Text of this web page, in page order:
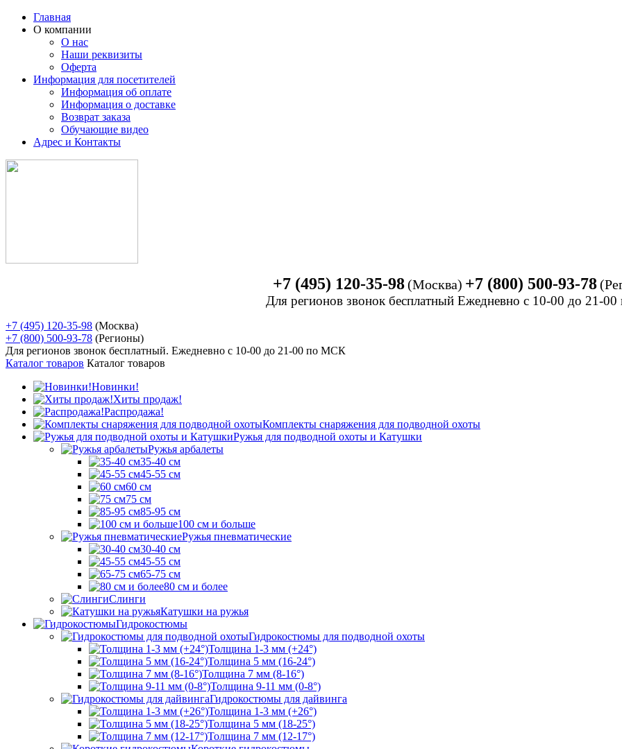
Главная
О компании
О нас
Наши реквизиты
Оферта
Информация для посетителей
Информация об оплате
Информация о доставке
Возврат заказа
Обучающие видео
Адрес и Контакты
+7 (495) 120-35-98(Москва) +7 (800) 500-93-78
Для регионов звонок бесплатный Ежедневно с 10-00 до 21-
+7 (495) 120-35-98 (Москва)
+7 (800) 500-93-78 (Регионы)
Для регионов звонок бесплатный. Ежедневно с 10-00 до 21-00 по МСК
Каталог товаров Каталог товаров
Новинки!
Хиты продаж!
Распродажа!
Комплекты снаряжения для подводной охоты
Ружья для подводной охоты и Катушки
Ружья арбалеты
35-40 см
45-55 см
60 см
75 см
85-95 см
100 см и больше
Ружья пневматические
30-40 см
45-55 см
65-75 см
80 см и более
Слинги
Катушки на ружья
Гидрокостюмы
Гидрокостюмы для подводной охоты
Толщина 1-3 мм (+24°)
Толщина 5 мм (16-24°)
Толщина 7 мм (8-16°)
Толщина 9-11 мм (0-8°)
Гидрокостюмы для дайвинга
Толщина 1-3 мм (+26°)
Толщина 5 мм (18-25°)
Толщина 7 мм (12-17°)